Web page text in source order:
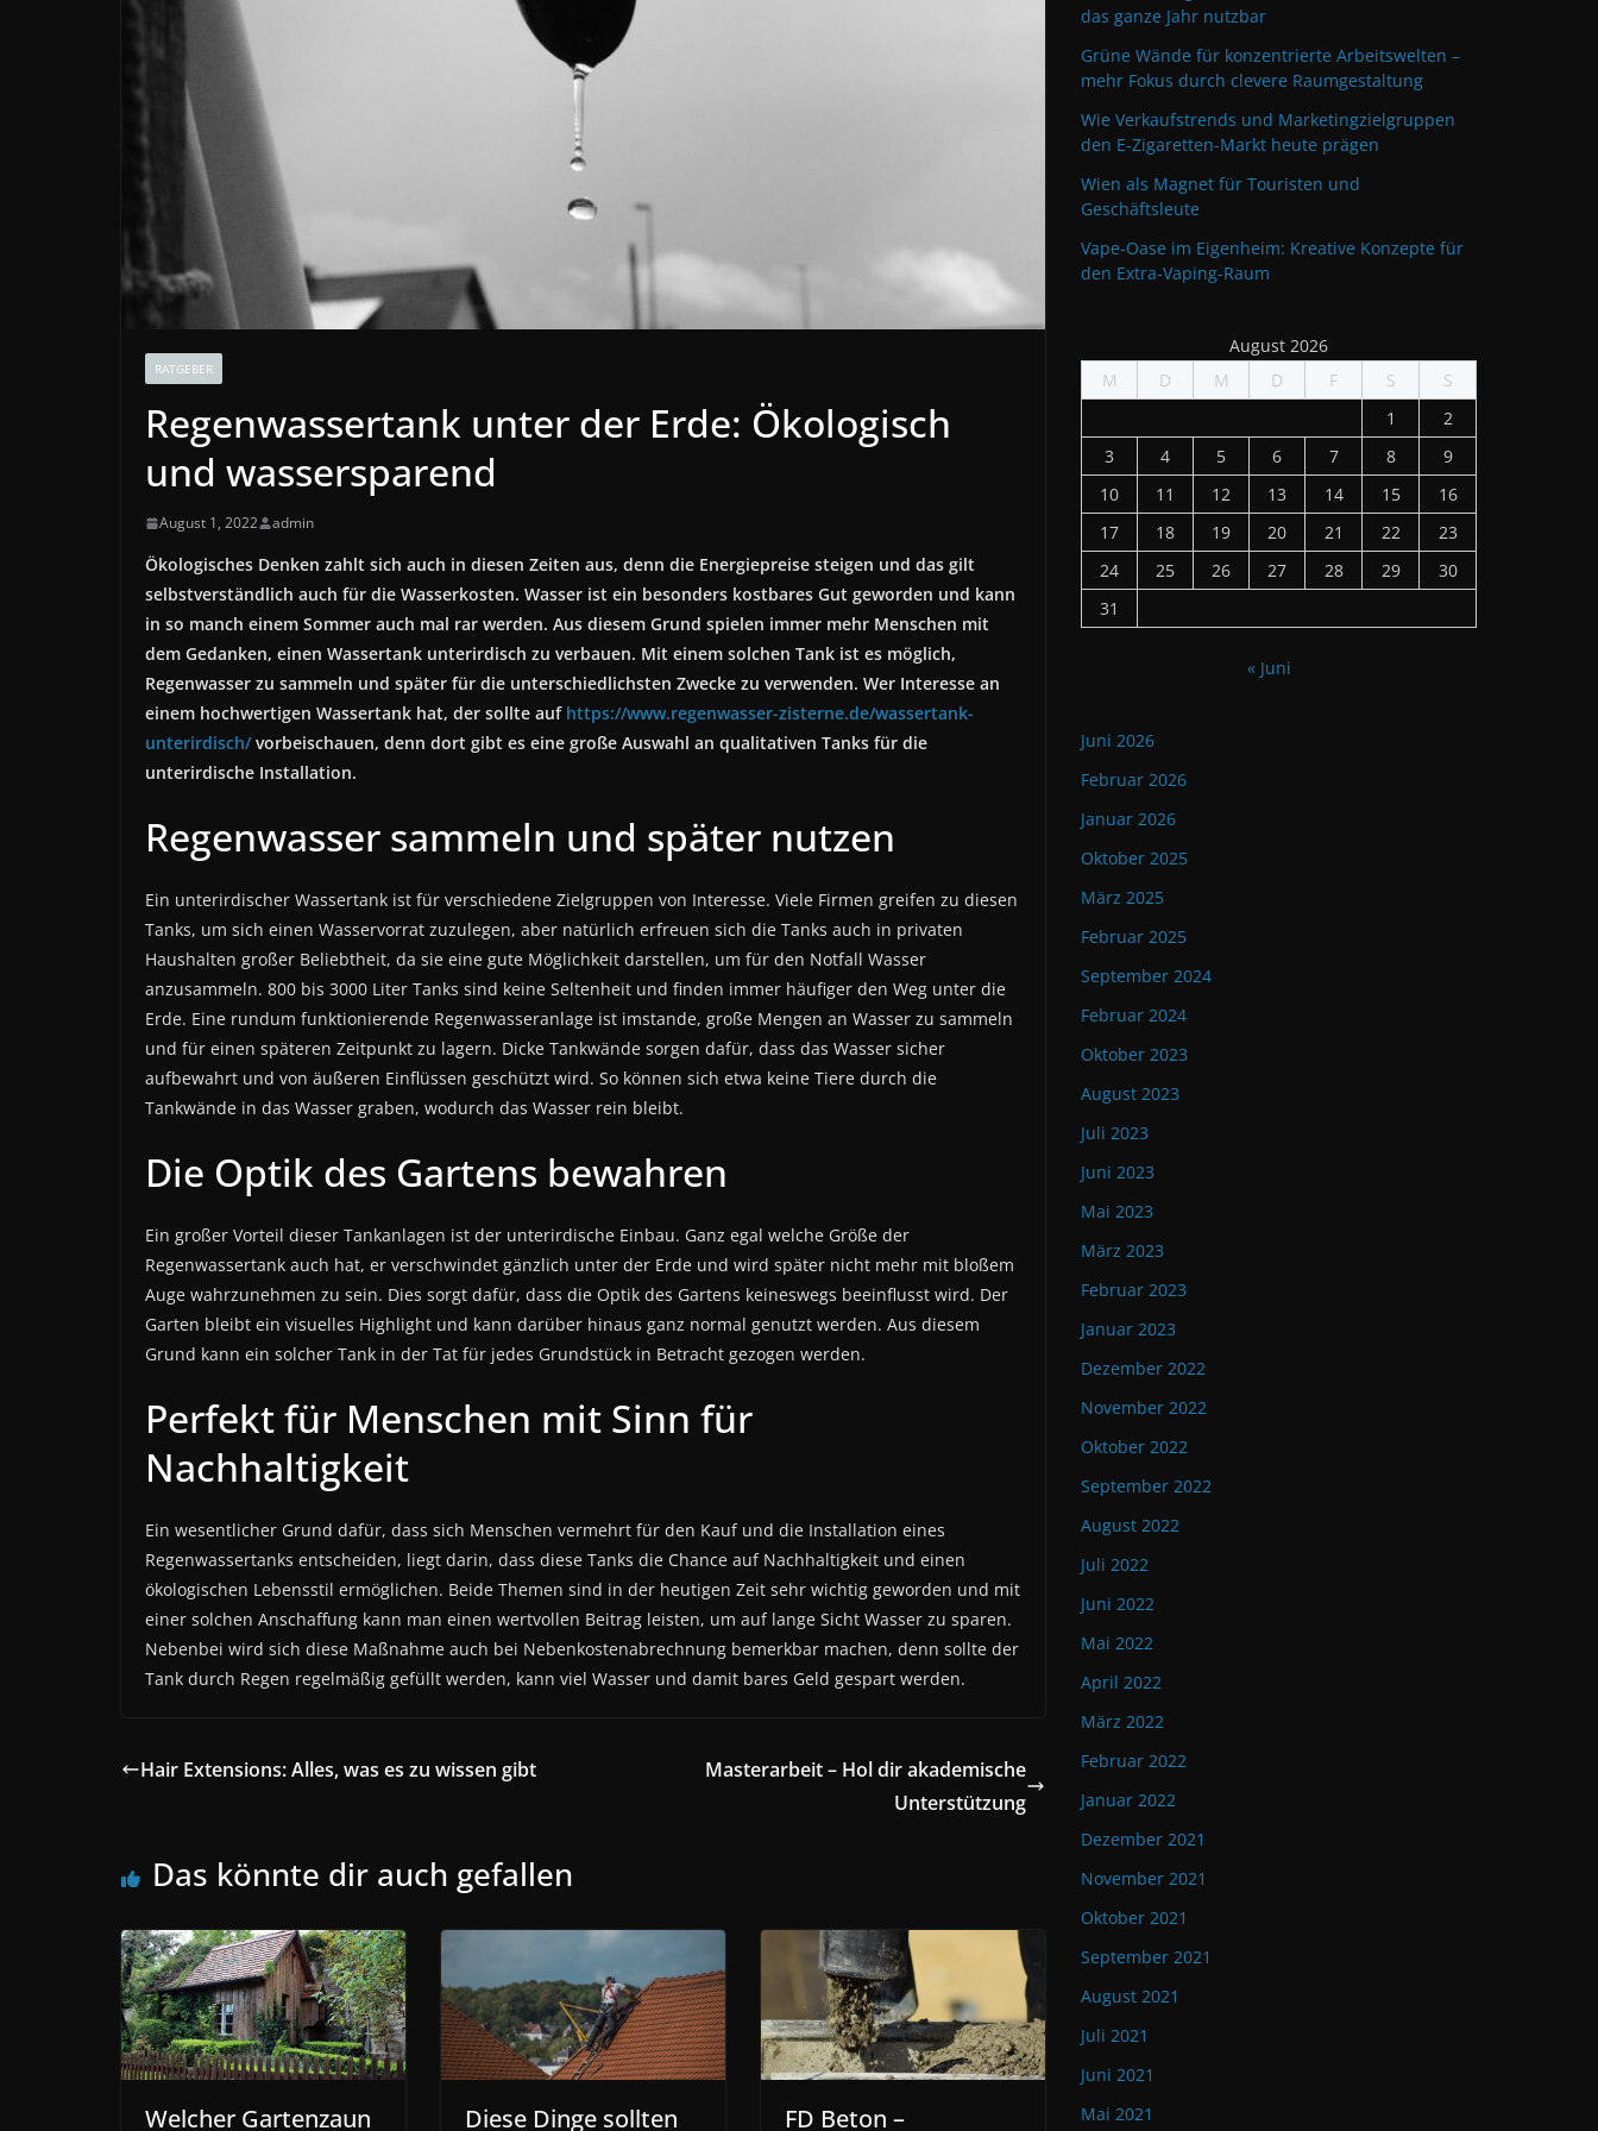
RATGEBER
Regenwassertank unter der Erde: Ökologisch
und wassersparend
August 1, 2022 admin
Ökologisches Denken zahlt sich auch in diesen Zeiten aus, denn die Energiepreise steigen und das gilt
selbstverständlich auch für die Wasserkosten. Wasser ist ein besonders kostbares Gut geworden und kann
in so manch einem Sommer auch mal rar werden. Aus diesem Grund spielen immer mehr Menschen mit
dem Gedanken, einen Wassertank unterirdisch zu verbauen. Mit einem solchen Tank ist es möglich,
Regenwasser zu sammeln und später für die unterschiedlichsten Zwecke zu verwenden. Wer Interesse an
einem hochwertigen Wassertank hat, der sollte auf https://www.regenwasser-zisterne.de/wassertank-
unterirdisch/vorbeischauen, denn dort gibt es eine große Auswahl an qualitativen Tanks für die
unterirdische Installation.
Regenwasser sammeln und später nutzen
Ein unterirdischer Wassertank ist für verschiedene Zielgruppen von Interesse. Viele Firmen greifen zu diesen
Tanks, um sich einen Wasservorrat zuzulegen, aber natürlich erfreuen sich die Tanks auch in privaten
Haushalten großer Beliebtheit, da sie eine gute Möglichkeit darstellen, um für den Notfall Wasser
anzusammeln. 800 bis 3000 Liter Tanks sind keine Seltenheit und finden immer häufiger den Weg unter die
Erde. Eine rundum funktionierende Regenwasseranlage ist imstande, große Mengen an Wasser zu sammeln
und für einen späteren Zeitpunkt zu lagern. Dicke Tankwände sorgen dafür, dass das Wasser sicher
aufbewahrt und von äußeren Einflüssen geschützt wird. So können sich etwa keine Tiere durch die
Tankwände in das Wasser graben, wodurch das Wasser rein bleibt.
Die Optik des Gartens bewahren
Ein großer Vorteil dieser Tankanlagen ist der unterirdische Einbau. Ganz egal welche Größe der
Regenwassertank auch hat, er verschwindet gänzlich unter der Erde und wird später nicht mehr mit bloßem
Auge wahrzunehmen zu sein. Dies sorgt dafür, dass die Optik des Gartens keineswegs beeinflusst wird. Der
Garten bleibt ein visuelles Highlight und kann darüber hinaus ganz normal genutzt werden. Aus diesem
Grund kann ein solcher Tank in der Tat für jedes Grundstück in Betracht gezogen werden.
Perfekt für Menschen mit Sinn für
Nachhaltigkeit
Ein wesentlicher Grund dafür, dass sich Menschen vermehrt für den Kauf und die Installation eines
Regenwassertanks entscheiden, liegt darin, dass diese Tanks die Chance auf Nachhaltigkeit und einen
ökologischen Lebensstil ermöglichen. Beide Themen sind in der heutigen Zeit sehr wichtig geworden und mit
einer solchen Anschaffung kann man einen wertvollen Beitrag leisten, um auf lange Sicht Wasser zu sparen.
Nebenbei wird sich diese Maßnahme auch bei Nebenkostenabrechnung bemerkbar machen, denn sollte der
Tank durch Regen regelmäßig gefüllt werden, kann viel Wasser und damit bares Geld gespart werden.
Hair Extensions: Alles, was es zu wissen gibt
Masterarbeit – Hol dir akademische
Unterstützung
Das könnte dir auch gefallen
Welcher Gartenzaun Diese Dinge sollten FD Beton –
das ganze Jahr nutzbar
Grüne Wände für konzentrierte Arbeitswelten –
mehr Fokus durch clevere Raumgestaltung
Wie Verkaufstrends und Marketingzielgruppen
den E-Zigaretten-Markt heute prägen
Wien als Magnet für Touristen und
Geschäftsleute
Vape-Oase im Eigenheim: Kreative Konzepte für
den Extra-Vaping-Raum
August 2026
M
D M D F S
S
1
2
3
4 5 6 7 8
9
10
11 12 13 14 15
16
17
18 19 20 21 22
23
24
25 26 27 28 29
30
31
« Juni
Juni 2026
Februar 2026
Januar 2026
Oktober 2025
März 2025
Februar 2025
September 2024
Februar 2024
Oktober 2023
August 2023
Juli 2023
Juni 2023
Mai 2023
März 2023
Februar 2023
Januar 2023
Dezember 2022
November 2022
Oktober 2022
September 2022
August 2022
Juli 2022
Juni 2022
Mai 2022
April 2022
März 2022
Februar 2022
Januar 2022
Dezember 2021
November 2021
Oktober 2021
September 2021
August 2021
Juli 2021
Juni 2021
Mai 2021